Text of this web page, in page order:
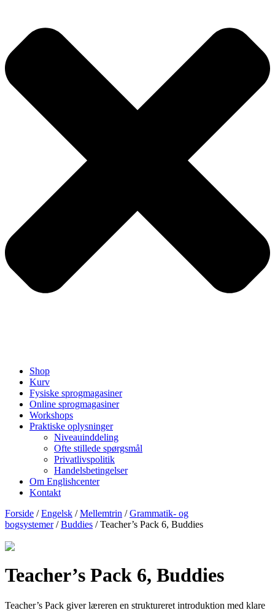
Shop
Kurv
Fysiske sprogmagasiner
Online sprogmagasiner
Workshops
Praktiske oplysninger
Niveauinddeling
Ofte stillede spørgsmål
Privatlivspolitik
Handelsbetingelser
Om Englishcenter
Kontakt
Forside /Engelsk /Mellemtrin /Grammatik- og
bogsystemer/Buddies / Teacher’s Pack 6, Buddies
Teacher’s Pack 6, Buddies
Teacher’s Pack giver læreren en struktureret introduktion med klare